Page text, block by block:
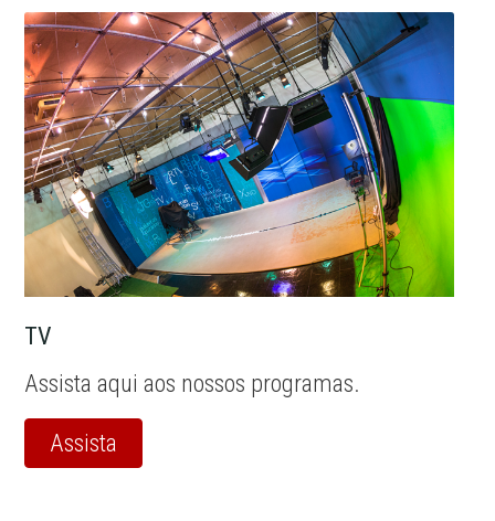
TV
Assista aqui aos nossos programas.
Assista